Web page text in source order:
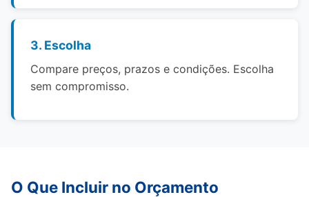
3. Escolha
Compare preços, prazos e condições. Escolha
sem compromisso.
O Que Incluir no Orçamento